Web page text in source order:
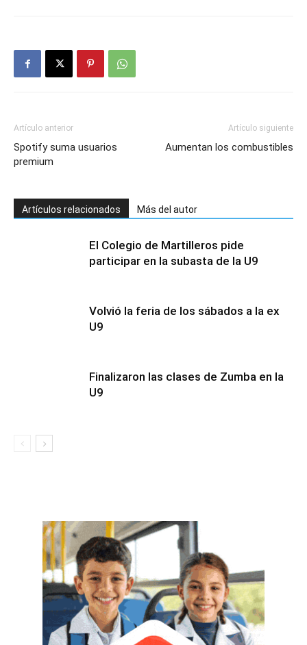
Artículo anterior
Spotify suma usuarios
premium
Artículo siguiente
Aumentan los combustibles
Artículos relacionados Más del autor
El Colegio de Martilleros pide
participar en la subasta de la U9
Volvió la feria de los sábados a la ex
U9
Finalizaron las clases de Zumba en la
U9